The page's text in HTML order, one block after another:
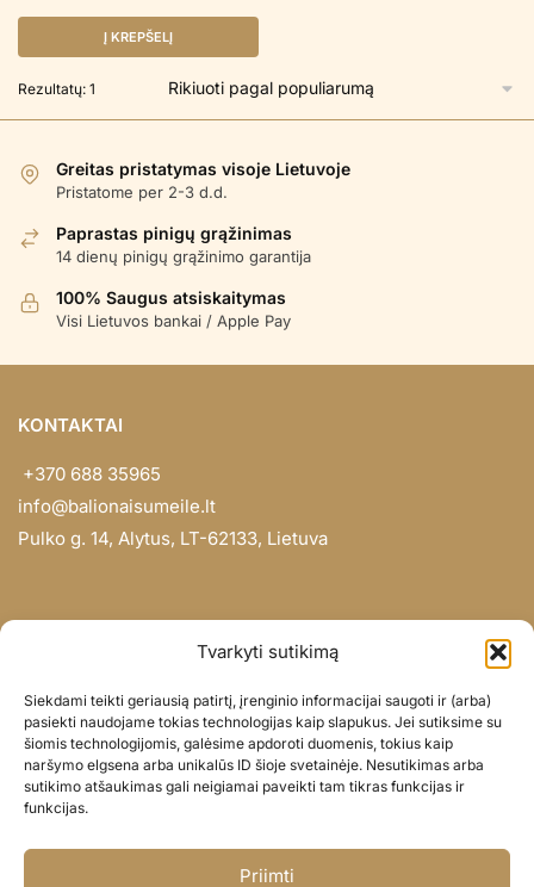
Tvarkyti sutikimą
Siekdami teikti geriausią patirtį, įrenginio informacijai saugoti ir (arba)
pasiekti naudojame tokias technologijas kaip slapukus. Jei sutiksime su
šiomis technologijomis, galėsime apdoroti duomenis, tokius kaip
naršymo elgsena arba unikalūs ID šioje svetainėje. Nesutikimas arba
sutikimo atšaukimas gali neigiamai paveikti tam tikras funkcijas ir
funkcijas.
Priimti
Į KREPŠELĮ
Rezultatų: 1
Greitas pristatymas visoje Lietuvoje
Pristatome per 2-3 d.d.
Paprastas pinigų grąžinimas
14 dienų pinigų grąžinimo garantija
100% Saugus atsiskaitymas
Visi Lietuvos bankai / Apple Pay
KONTAKTAI
+370 688 35965
info@balionaisumeile.lt
Pulko g. 14, Alytus, LT-62133, Lietuva
Didmena
Darbų portfolio
Privatumo politika
Parduotuvės politika